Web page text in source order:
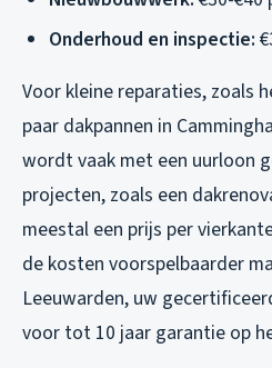
Onderhoud en inspectie:
Voor kleine reparaties, zoals
paar dakpannen in
wordt vaak met een uurloon
projecten, zoals een
meestal een prijs per
de kosten voorspelbaarder
Leeuwarden, uw
voor tot 10 jaar garantie op